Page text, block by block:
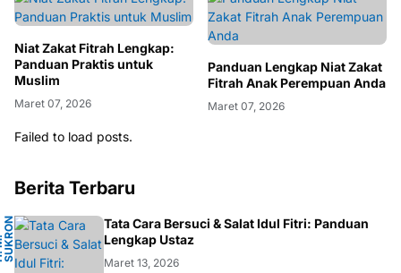
Niat Zakat Fitrah Lengkap:
Panduan Praktis untuk
Muslim
Maret 07, 2026
Panduan Lengkap Niat Zakat
Fitrah Anak Perempuan Anda
Maret 07, 2026
Failed to load posts.
Berita Terbaru
NA
Tata Cara Bersuci & Salat Idul Fitri: Panduan
Lengkap Ustaz
Maret 13, 2026